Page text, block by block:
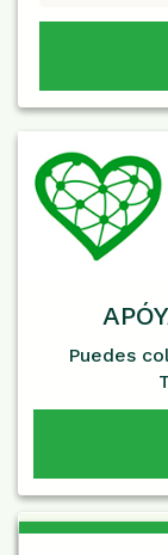
Puedes
De